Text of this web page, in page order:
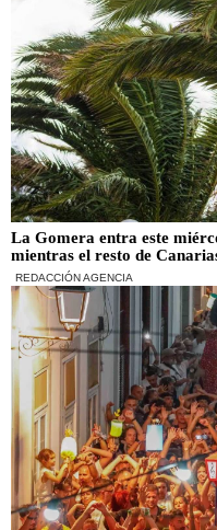
La Gomera entra este
mientras el resto de
REDACCIÓN AGENCIA